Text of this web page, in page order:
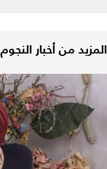
المزيد من أخبار النجوم